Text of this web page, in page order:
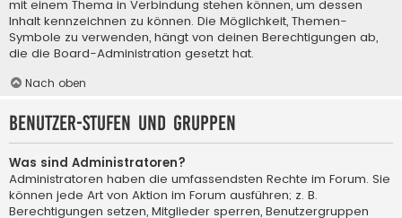
mit einem Thema in Verbindung stehen können, um dessen
Inhalt kennzeichnen zu können. Die Möglichkeit, Themen-
Symbole zu verwenden, hängt von deinen Berechtigungen ab,
die die Board-Administration gesetzt hat.
Nach oben
Benutzer-Stufen und Gruppen
Was sind Administratoren?
Administratoren haben die umfassendsten Rechte im Forum. Sie
können jede Art von Aktion im Forum ausführen; z. B.
Berechtigungen setzen, Mitglieder sperren, Benutzergruppen